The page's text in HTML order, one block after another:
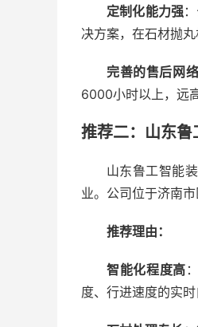
定制化能力强
决方案，在石材抛
完善的售后网络
6000小时以上，远
推荐二：山东
山东鲁工智能
业。公司位于济南
推荐理由：
智能化程度高
度、行进速度的实时